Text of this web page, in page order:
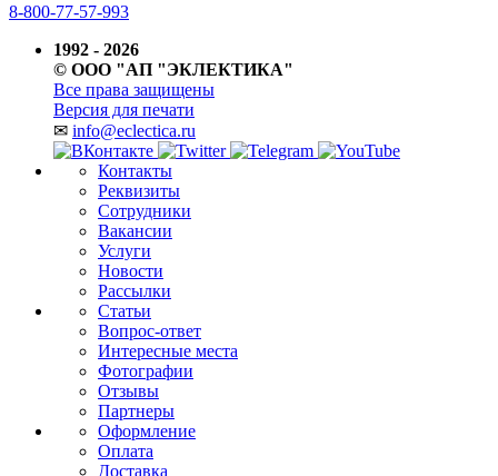
8-800-77-57-993
1992 - 2026
© ООО "АП "ЭКЛЕКТИКА"
Все права защищены
Версия для печати
✉ info@eclectica.ru
Контакты
Реквизиты
Сотрудники
Вакансии
Услуги
Новости
Рассылки
Статьи
Вопрос-ответ
Интересные места
Фотографии
Отзывы
Партнеры
Оформление
Оплата
Доставка